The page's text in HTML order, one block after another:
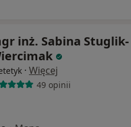
inż. Sabina Stuglik-
· Więcej
49 opinii